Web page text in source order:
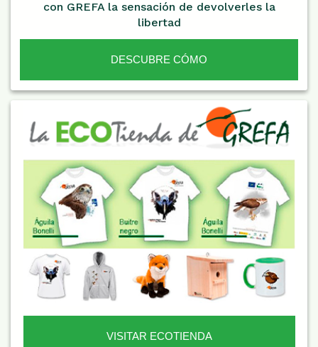
con GREFA la sensación de devolverles la
libertad
DESCUBRE CÓMO
VISITAR ECOTIENDA